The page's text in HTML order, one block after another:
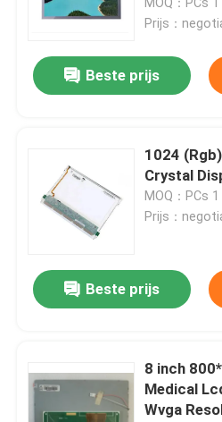
Huis
Video's
MOQ：PCs 1
Prijs：
Beste prijs
1024
Crystal
MOQ：PCs 1
Prijs：
Beste prijs
8 inch
Medical
Wvga